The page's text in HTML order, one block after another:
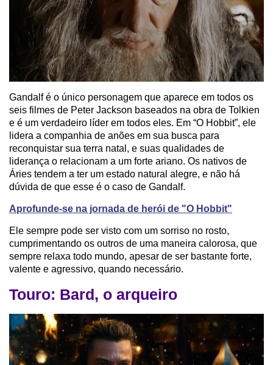
Gandalf é o único personagem que aparece em todos os
seis filmes de Peter Jackson baseados na obra de Tolkien
e é um verdadeiro líder em todos eles. Em “O Hobbit”, ele
lidera a companhia de anões em sua busca para
reconquistar sua terra natal, e suas qualidades de
liderança o relacionam a um forte ariano. Os nativos de
Áries tendem a ter um estado natural alegre, e não há
dúvida de que esse é o caso de Gandalf.
Aprofunde-se na jornada de herói de "O Hobbit"
Ele sempre pode ser visto com um sorriso no rosto,
cumprimentando os outros de uma maneira calorosa, que
sempre relaxa todo mundo, apesar de ser bastante forte,
valente e agressivo, quando necessário.
Touro: Bard, o arqueiro